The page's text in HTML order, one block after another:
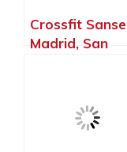
Crossfit Sanse
Madrid, San